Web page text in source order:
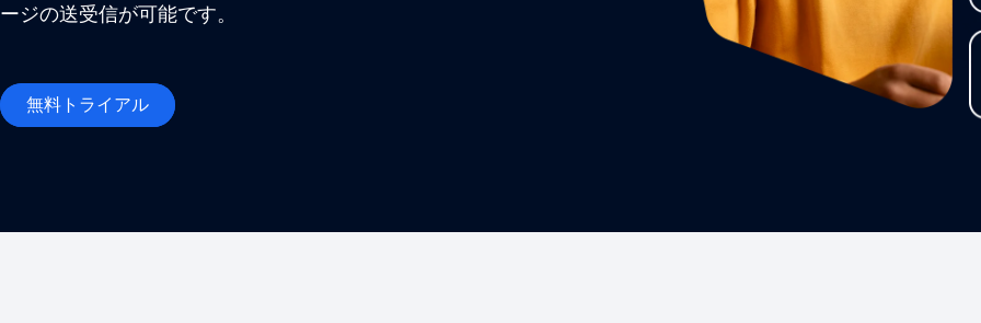
ージの送受信が可能です。
無料トライアル